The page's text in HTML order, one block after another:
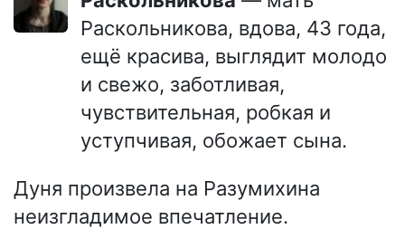
Раскольникова, вдова, 43 года,
ещё красива, выглядит молодо
и свежо, заботливая,
чувствительная, робкая и
уступчивая, обожает сына.
Дуня произвела на Разумихина
неизгладимое впечатление.